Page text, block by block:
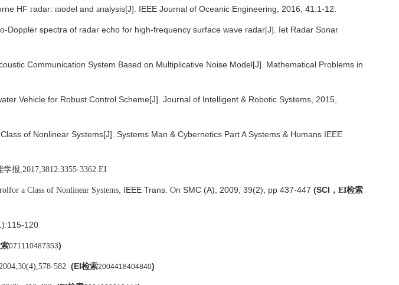
HF radar: model and analysis[J]. IEEE Journal of Oceanic Engineering, 2016, 41:1-12.
Doppler spectra of radar echo for high-frequency surface wave radar[J]. Iet Radar Sonar
Communication System Based on Multiplicative Noise Model[J]. Mathematical Problems in
Vehicle for Robust Control Scheme[J]. Journal of Intelligent & Robotic Systems, 2015,
of Nonlinear Systems[J]. Systems Man & Cybernetics Part A Systems & Humans IEEE
学报,2017,3812:3355-3362.EI
for a Class of Nonlinear Systems , IEEE Trans. On SMC (A), 2009, 39(2), pp 437-447 (SCI ， EI检索
120
071110487353)
582 (EI检索2004418404840)